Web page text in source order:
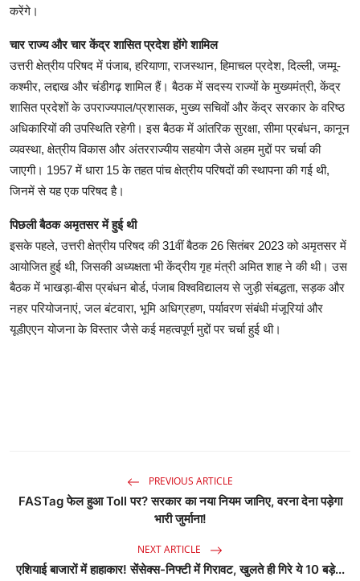
करेंगे।
चार राज्य और चार केंद्र शासित प्रदेश होंगे शामिल
उत्तरी क्षेत्रीय परिषद में पंजाब, हरियाणा, राजस्थान, हिमाचल प्रदेश, दिल्ली, जम्मू-
कश्मीर, लद्दाख और चंडीगढ़ शामिल हैं। बैठक में सदस्य राज्यों के मुख्यमंत्री, केंद्र
शासित प्रदेशों के उपराज्यपाल/प्रशासक, मुख्य सचिवों और केंद्र सरकार के वरिष्ठ
अधिकारियों की उपस्थिति रहेगी। इस बैठक में आंतरिक सुरक्षा, सीमा प्रबंधन, कानून
व्यवस्था, क्षेत्रीय विकास और अंतरराज्यीय सहयोग जैसे अहम मुद्दों पर चर्चा की
जाएगी। 1957 में धारा 15 के तहत पांच क्षेत्रीय परिषदों की स्थापना की गई थी,
जिनमें से यह एक परिषद है।
पिछली बैठक अमृतसर में हुई थी
इसके पहले, उत्तरी क्षेत्रीय परिषद की 31वीं बैठक 26 सितंबर 2023 को अमृतसर में
आयोजित हुई थी, जिसकी अध्यक्षता भी केंद्रीय गृह मंत्री अमित शाह ने की थी। उस
बैठक में भाखड़ा-बीस प्रबंधन बोर्ड, पंजाब विश्वविद्यालय से जुड़ी संबद्धता, सड़क और
नहर परियोजनाएं, जल बंटवारा, भूमि अधिग्रहण, पर्यावरण संबंधी मंजूरियां और
यूडीएएन योजना के विस्तार जैसे कई महत्वपूर्ण मुद्दों पर चर्चा हुई थी।
PREVIOUS ARTICLE
FASTag फेल हुआ Toll पर? सरकार का नया नियम जानिए, वरना देना पड़ेगा
भारी जुर्माना!
NEXT ARTICLE
एशियाई बाजारों में हाहाकार! सेंसेक्स-निफ्टी में गिरावट, खुलते ही गिरे ये 10 बड़े...